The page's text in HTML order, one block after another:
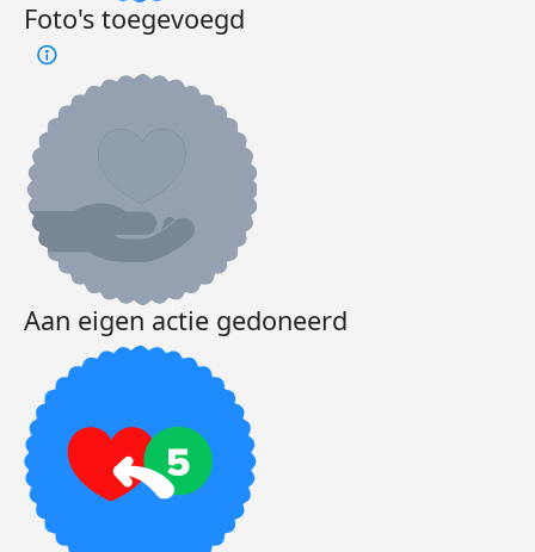
Foto's toegevoegd
Aan eigen actie gedoneerd